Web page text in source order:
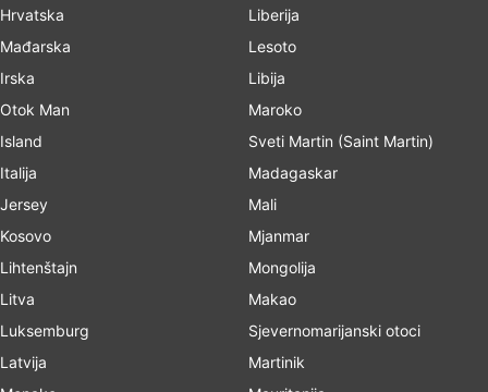
Hrvatska
Mađarska
Irska
Otok Man
Island
Italija
Jersey
Kosovo
Lihtenštajn
Litva
Luksemburg
Latvija
Liberija
Lesoto
Libija
Maroko
Sveti Martin (Saint Martin)
Madagaskar
Mali
Mjanmar
Mongolija
Makao
Sjevernomarijanski otoci
Martinik